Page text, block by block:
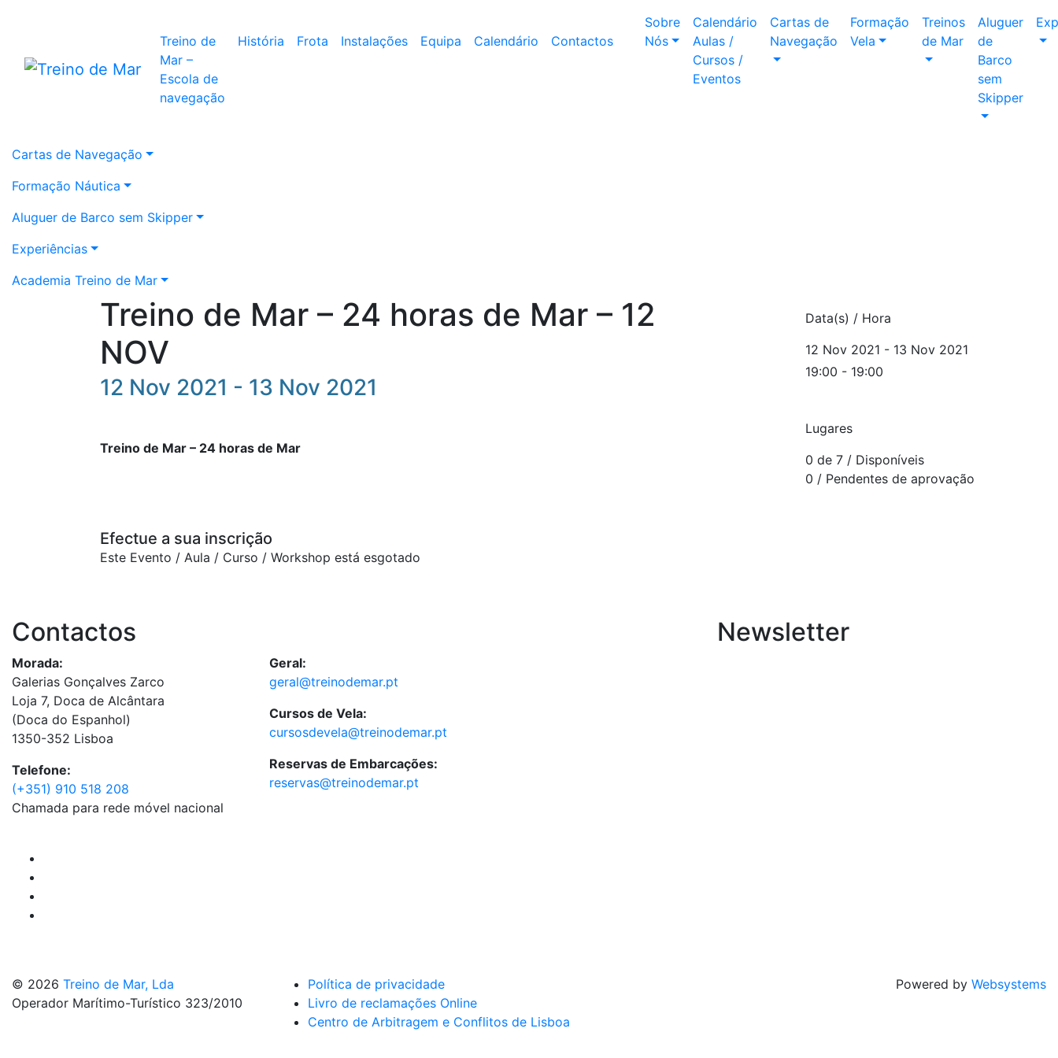
Treino de
Mar –
Escola de
navegação
História Frota Instalações Equipa Calendário Contactos
Sobre
Nós
Calendário
Aulas /
Cursos /
Eventos
Cartas de
Navegação
Formação
Vela
Treinos
de Mar
Aluguer
de
Barco
sem
Skipper
Cartas de Navegação
Formação Náutica
Aluguer de Barco sem Skipper
Experiências
Academia Treino de Mar
Treino de Mar – 24 horas de Mar – 12
NOV
12 Nov 2021 - 13 Nov 2021
Treino de Mar – 24 horas de Mar
Data(s) / Hora
12 Nov 2021 - 13 Nov 2021
19:00 - 19:00
Lugares
0 de 7 / Disponíveis
0 / Pendentes de aprovação
Efectue a sua inscrição
Este Evento / Aula / Curso / Workshop está esgotado
Contactos
Morada:
Galerias Gonçalves Zarco
Loja 7, Doca de Alcântara
(Doca do Espanhol)
1350-352 Lisboa
Telefone:
(+351) 910 518 208
Chamada para rede móvel nacional
Geral:
geral@treinodemar.pt
Cursos de Vela:
cursosdevela@treinodemar.pt
Reservas de Embarcações:
reservas@treinodemar.pt
Newsletter
© 2026 Treino de Mar, Lda
Operador Marítimo-Turístico 323/2010
Política de privacidade
Livro de reclamações Online
Centro de Arbitragem e Conflitos de Lisboa
Powered by Websystems